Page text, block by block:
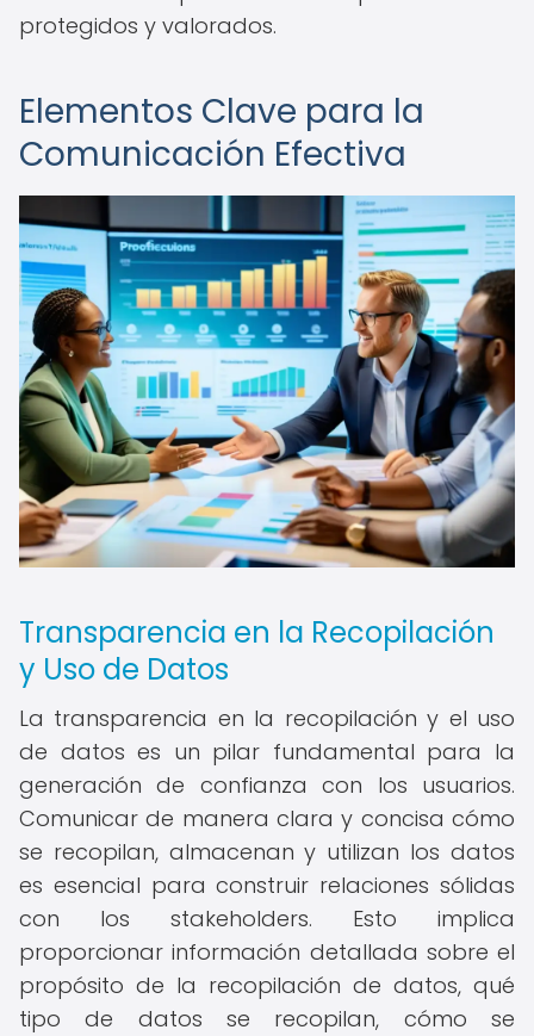
protegidos y valorados.
Elementos Clave para la
Comunicación Efectiva
Transparencia en la Recopilación
y Uso de Datos
La transparencia en la recopilación y el uso
de datos es un pilar fundamental para la
generación de confianza con los usuarios.
Comunicar de manera clara y concisa cómo
se recopilan, almacenan y utilizan los datos
es esencial para construir relaciones sólidas
con los stakeholders. Esto implica
proporcionar información detallada sobre el
propósito de la recopilación de datos, qué
tipo de datos se recopilan, cómo se